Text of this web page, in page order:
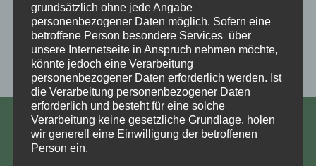
KONTAKT
Aufarbeitung und Erforschung
grundsätzlich ohne jede Angabe
personenbezogener Daten möglich. Sofern eine
betroffene Person besondere Services über
unsere Internetseite in Anspruch nehmen möchte,
könnte jedoch eine Verarbeitung
personenbezogener Daten erforderlich werden. Ist
die Verarbeitung personenbezogener Daten
erforderlich und besteht für eine solche
Verarbeitung keine gesetzliche Grundlage, holen
wir generell eine Einwilligung der betroffenen
Person ein.